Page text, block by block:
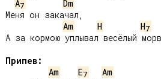
A7
Dm
Меня он закачал,
Am
H H7
А за кормою уплывал весёлый
Припев:
Am
E7
Am